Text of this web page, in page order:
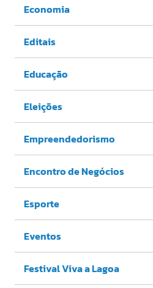
Economia
Editais
Educação
Eleições
Empreendedorismo
Encontro de Negócios
Esporte
Eventos
Festival Viva a Lagoa